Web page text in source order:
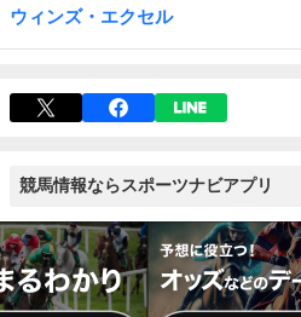
ウィンズ・エクセル
競馬情報ならスポーツナビアプリ